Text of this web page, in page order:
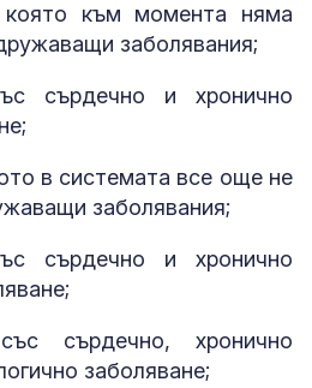
към момента няма
заболявания;
сърдечно и хронично
в системата все още не
заболявания;
сърдечно и хронично
сърдечно, хронично
заболяване;